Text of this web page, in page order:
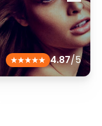
4.87/5